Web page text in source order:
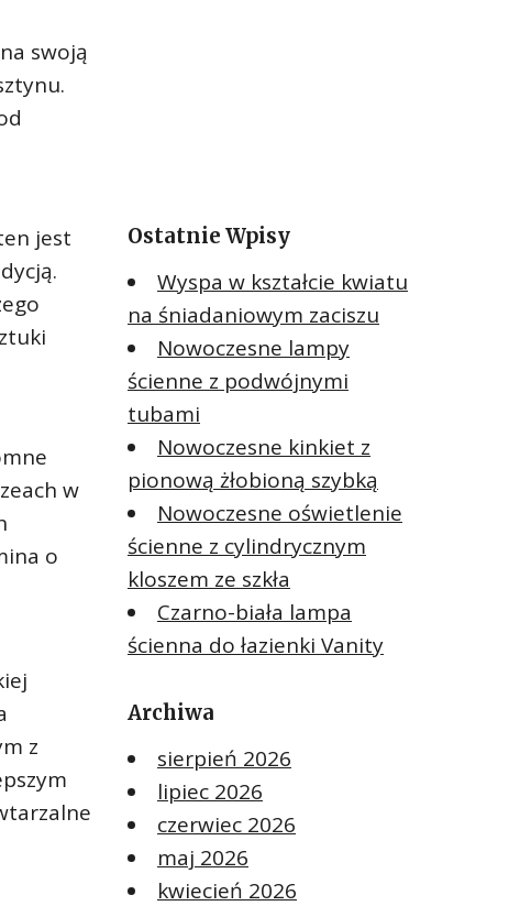
swoją
jest
w
o
z
Ostatnie Wpisy
Wyspa w kształcie kwiatu
na śniadaniowym zaciszu
Nowoczesne lampy
ścienne z podwójnymi
tubami
Nowoczesne kinkiet z
pionową żłobioną szybką
Nowoczesne oświetlenie
ścienne z cylindrycznym
kloszem ze szkła
Czarno-biała lampa
ścienna do łazienki Vanity
Archiwa
sierpień 2026
lipiec 2026
czerwiec 2026
maj 2026
kwiecień 2026